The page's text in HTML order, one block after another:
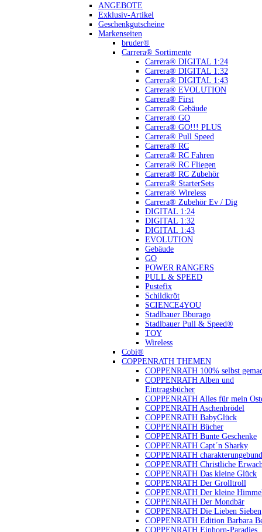
ANGEBOTE
Exklusiv-Artikel
Geschenkgutscheine
Markenseiten
bruder®
Carrera® Sortimente
Carrera® DIGITAL 1:24
Carrera® DIGITAL 1:32
Carrera® DIGITAL 1:43
Carrera® EVOLUTION
Carrera® First
Carrera® Gebäude
Carrera® GO
Carrera® GO!!! PLUS
Carrera® Pull Speed
Carrera® RC
Carrera® RC Fahren
Carrera® RC Fliegen
Carrera® RC Zubehör
Carrera® StarterSets
Carrera® Wireless
Carrera® Zubehör Ev / Dig
DIGITAL 1:24
DIGITAL 1:32
DIGITAL 1:43
EVOLUTION
Gebäude
GO
POWER RANGERS
PULL & SPEED
Pustefix
Schildkröt
SCIENCE4YOU
Stadlbauer Bburago
Stadlbauer Pull & Speed®
TOY
Wireless
Cobi®
COPPENRATH THEMEN
COPPENRATH 100% selbst
COPPENRATH Alben und
Eintragsbücher
COPPENRATH Alles für mein
COPPENRATH Aschenbrödel
COPPENRATH BabyGlück
COPPENRATH Bücher
COPPENRATH Bunte Geschenke
COPPENRATH Capt´n Sharky
COPPENRATH
COPPENRATH Christliche
COPPENRATH Das kleine Glück
COPPENRATH Der Grolltroll
COPPENRATH Der kleine
COPPENRATH Der Mondbär
COPPENRATH Die Lieben Sieben
COPPENRATH Edition Barbara
COPPENRATH Einhorn-Paradies